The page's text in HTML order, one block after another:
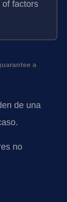
of factors
a
de una
no